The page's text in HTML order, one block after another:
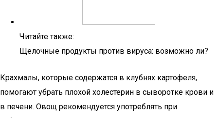
Читайте также:
Щелочные продукты против вируса: возможно ли?
Крахмалы, которые содержатся в клубнях картофеля,
помогают убрать плохой холестерин в сыворотке крови и
в печени. Овощ рекомендуется употреблять при